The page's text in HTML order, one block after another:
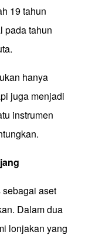
19 tahun
pada tahun
hanya
juga menjadi
instrumen
aset
Dalam dua
lonjakan yang